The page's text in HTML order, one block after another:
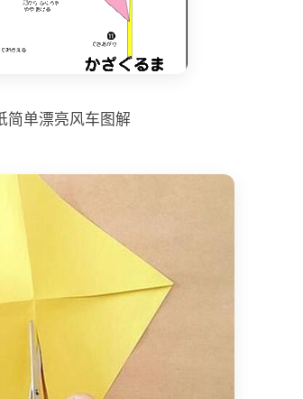
简单漂亮风车图解